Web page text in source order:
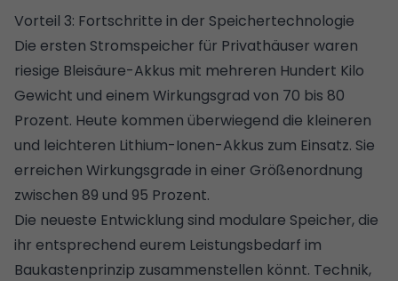
Vorteil 3: Fortschritte in der Speichertechnologie
Die ersten Stromspeicher für Privathäuser waren
riesige Bleisäure-Akkus mit mehreren Hundert Kilo
Gewicht und einem Wirkungsgrad von 70 bis 80
Prozent. Heute kommen überwiegend die kleineren
und leichteren Lithium-Ionen-Akkus zum Einsatz. Sie
erreichen Wirkungsgrade in einer Größenordnung
zwischen 89 und 95 Prozent.
Die neueste Entwicklung sind modulare Speicher, die
ihr entsprechend eurem Leistungsbedarf im
Baukastenprinzip zusammenstellen könnt. Technik,